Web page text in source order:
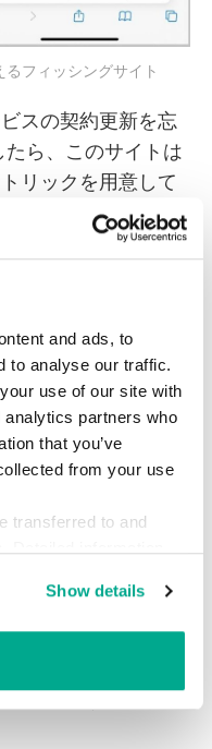
and ads, to
to analyse our traffic.
use of our site with
partners who
that you’ve
from your use
transferred to and
Show details
フィッシングサイト
スの契約更新を忘
ら、このサイトは
リックを用意して
ッシングメールが
消滅していまし
ら守るために以
えたローカルセキュ
用する。